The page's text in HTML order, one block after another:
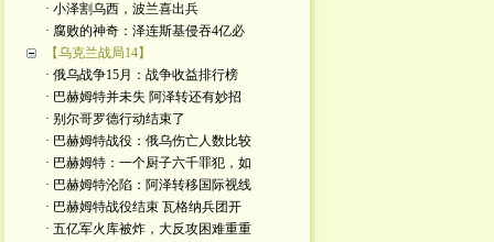
· 小泽割乌西，波兰喜出兵
· 腐败的神奇：泽连斯基侵吞4亿必
【乌克兰战局14】
· 俄乌战争15月：战争收益排行榜
· 巴赫姆特并未失 阿泽转还有妙招
· 别尔哥罗德行动结束了
· 巴赫姆特战役：俄乌伤亡人数比较
· 巴赫姆特：一个厨子六千罪犯，如
· 巴赫姆特沦陷：阿泽转移国际视线
· 巴赫姆特战役结束 瓦格纳兵团开
· 五亿军火库被炸，大反攻困难重重